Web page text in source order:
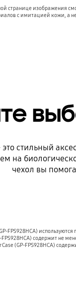
странице изображения
с имитацией кожи, а
стильный
на
чехол вы
FPS928HCA)
cодержит не
(GP-FPS928HCA)